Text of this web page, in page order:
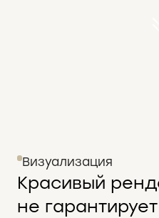
Визуализация
Красивый
не гарантирует